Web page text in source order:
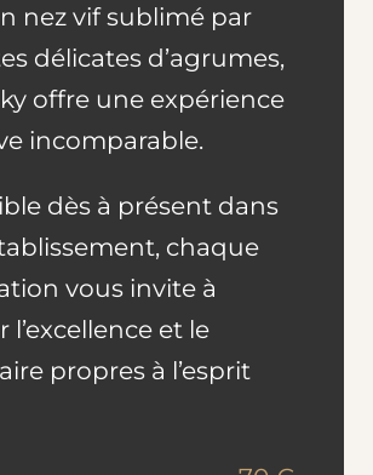
nez vif sublimé par
délicates d’agrumes,
offre une expérience
incomparable.
dès à présent dans
chaque
vous invite à
l’excellence et le
propres à l’esprit